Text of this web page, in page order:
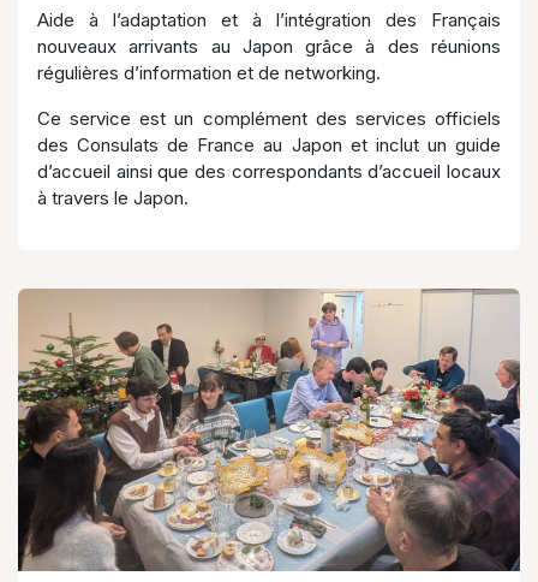
Aide à l’adaptation et à l’intégration des Français
nouveaux arrivants au Japon grâce à des réunions
régulières d’information et de networking.
Ce service est un complément des services officiels
des Consulats de France au Japon et inclut un guide
d’accueil ainsi que des correspondants d’accueil locaux
à travers le Japon.